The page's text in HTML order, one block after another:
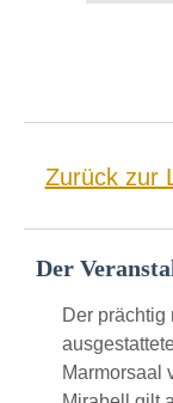
Zurück zur
Der
Der prächtig
Marmorsaal